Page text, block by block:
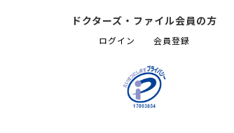
ドクターズ・ファイル会員の方
ログイン 会員登録